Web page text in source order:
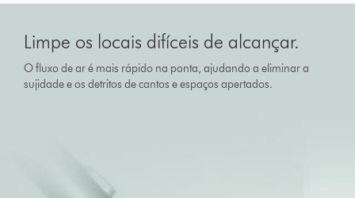
Limpe os locais difíceis de alcançar.
O fluxo de ar é mais rápido na ponta, ajudando a eliminar a
sujidade e os detritos de cantos e espaços apertados.